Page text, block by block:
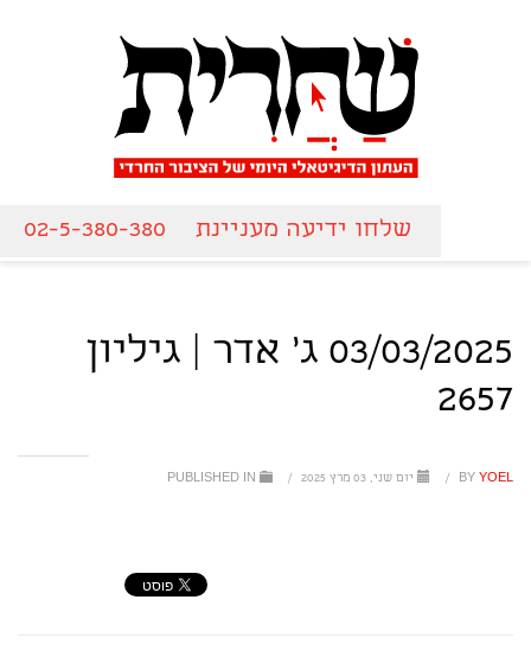
שלחו ידיעה מעניינת 02-5-380-380
03/03/2025 ג' אדר | גיליון
2657
BY YOEL
/ יום שני, 03 מרץ 2025 /